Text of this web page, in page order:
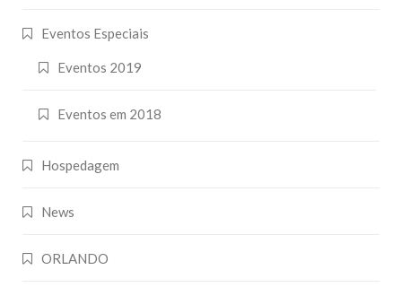
Eventos Especiais
Eventos 2019
Eventos em 2018
Hospedagem
News
ORLANDO